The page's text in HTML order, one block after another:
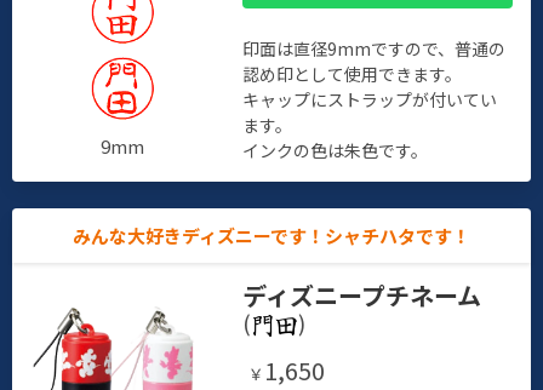
9mm
印面は直径9mmですので、普通の
認め印として使用できます。
キャップにストラップが付いてい
ます。
インクの色は朱色です。
みんな大好きディズニーです！シャチハタです！
ディズニープチネーム
( )
￥ 1,650